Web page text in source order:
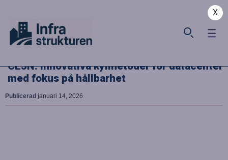
X
CEJN: Innovativa kylmetoder för datacenter
med fokus på hållbarhet
Publicerad januari 14, 2026